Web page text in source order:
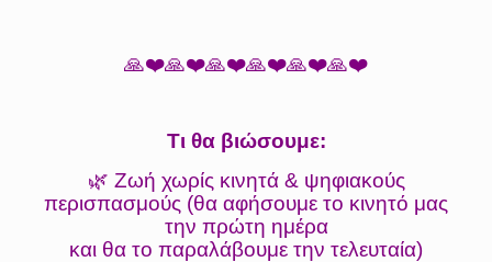
🙏❤️🙏❤️🙏❤️🙏❤️🙏❤️🙏❤️
Τι θα βιώσουμε:
🌿 Ζωή χωρίς κινητά & ψηφιακούς
περισπασμούς (θα αφήσουμε το κινητό μας
την πρώτη ημέρα
και θα το παραλάβουμε την τελευταία)